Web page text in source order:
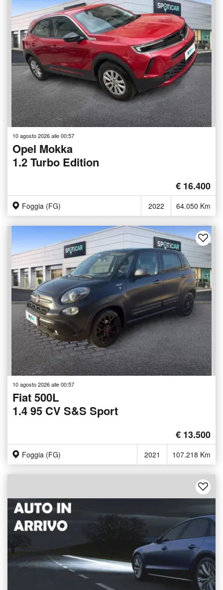
10 agosto 2026 alle 00:57
Opel Mokka
1.2 Turbo Edition
€ 16.400
Foggia (FG) 2022 64.050 Km
10 agosto 2026 alle 00:57
Fiat 500L
1.4 95 CV S&S Sport
€ 13.500
Foggia (FG) 2021 107.218 Km